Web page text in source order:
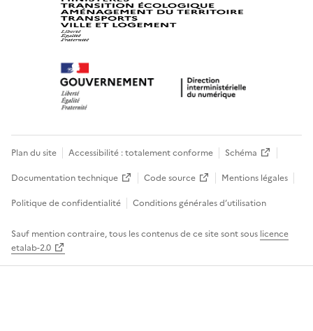
Plan du site Accessibilité : totalement conforme
Schéma
Documentation technique
Code source
Mentions légales
Politique de confidentialité
Conditions générales d’utilisation
Sauf mention contraire, tous les contenus de ce site sont sous licence
etalab-2.0